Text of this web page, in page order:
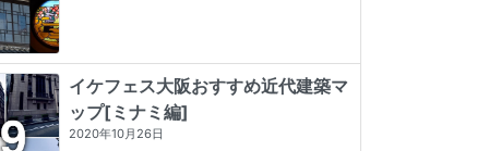
東京店構え マテウシュ・ウルバノヴ
ィチ作品集
遊廓に泊まる (とんぼの本)
イケフェス大阪おすすめ近代建築マ
ップ[ミナミ編]
2020年10月26日